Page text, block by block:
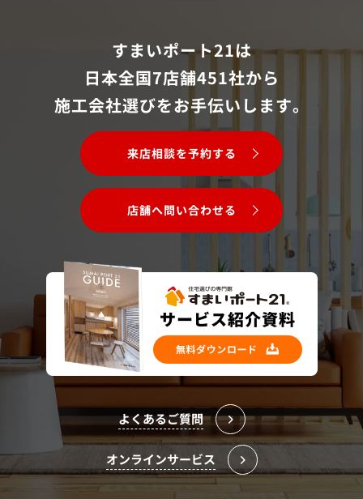
すまいポート21は
日本全国7店舗451社から
施工会社選びをお手伝いします。
来店相談を予約する
店舗へ問い合わせる
よくあるご質問
オンラインサービス